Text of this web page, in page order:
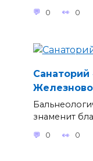
0 0
Санаторий
знаменит
0 0